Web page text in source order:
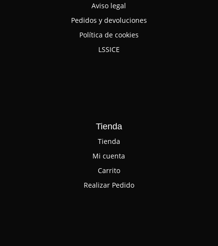
Aviso legal
Pedidos y devoluciones
Política de cookies
LSSICE
Tienda
Tienda
Mi cuenta
Carrito
Realizar Pedido